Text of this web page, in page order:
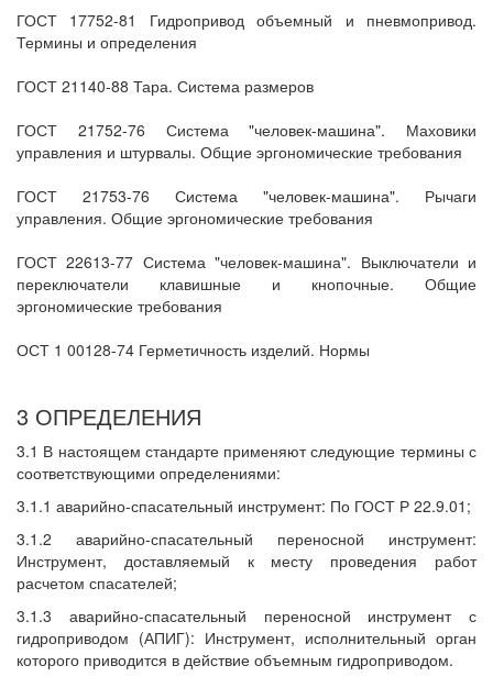
ГОСТ 17752-81 Гидропривод объемный и пневмопривод.
Термины и определения
ГОСТ 21140-88 Тара. Система размеров
ГОСТ 21752-76 Система "человек-машина". Маховики
управления и штурвалы. Общие эргономические требования
ГОСТ 21753-76 Система "человек-машина". Рычаги
управления. Общие эргономические требования
ГОСТ 22613-77 Система "человек-машина". Выключатели и
переключатели клавишные и кнопочные. Общие
эргономические требования
ОСТ 1 00128-74 Герметичность изделий. Нормы
3 ОПРЕДЕЛЕНИЯ
3.1 В настоящем стандарте применяют следующие термины с
соответствующими определениями:
3.1.1 аварийно-спасательный инструмент: По ГОСТ Р 22.9.01;
3.1.2 аварийно-спасательный переносной инструмент:
Инструмент, доставляемый к месту проведения работ
расчетом спасателей;
3.1.3 аварийно-спасательный переносной инструмент с
гидроприводом (АПИГ): Инструмент, исполнительный орган
которого приводится в действие объемным гидроприводом.